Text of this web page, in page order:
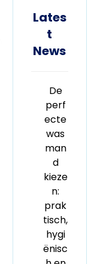
Lates
t
News
De
perf
ecte
was
man
d
kieze
n:
prak
tisch,
hygi
ënisc